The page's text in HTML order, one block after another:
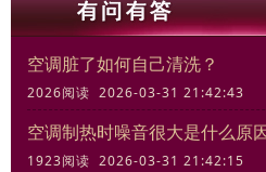
空调脏了如何自己清洗？
2026阅读 2026-03-31 21:42:43
空调制热时噪音很大是什么原
1923阅读 2026-03-31 21:42:15